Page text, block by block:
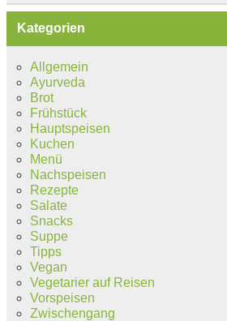
Kategorien
Allgemein
Ayurveda
Brot
Frühstück
Hauptspeisen
Kuchen
Menü
Nachspeisen
Rezepte
Salate
Snacks
Suppe
Tipps
Vegan
Vegetarier auf Reisen
Vorspeisen
Zwischengang